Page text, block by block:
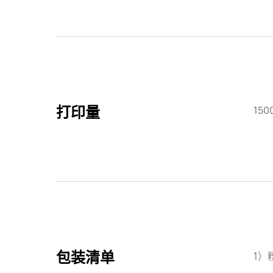
打印量
包装清单 1）